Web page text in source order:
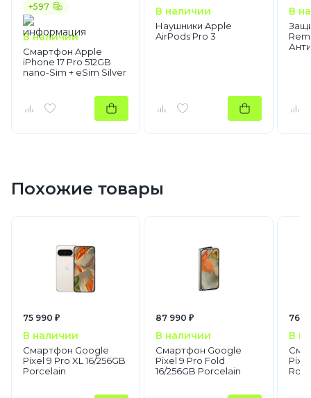
+597
В наличии
Смартфон Apple
iPhone 17 Pro 512GB
nano-Sim + eSim Silver
В наличии
Наушники Apple
AirPods Pro 3
В
Похожие товары
75 990 ₽
В наличии
Смартфон Google
Pixel 9 Pro XL 16/256GB
Porcelain
87 990 ₽
В наличии
Смартфон Google
Pixel 9 Pro Fold
16/256GB Porcelain
76
В